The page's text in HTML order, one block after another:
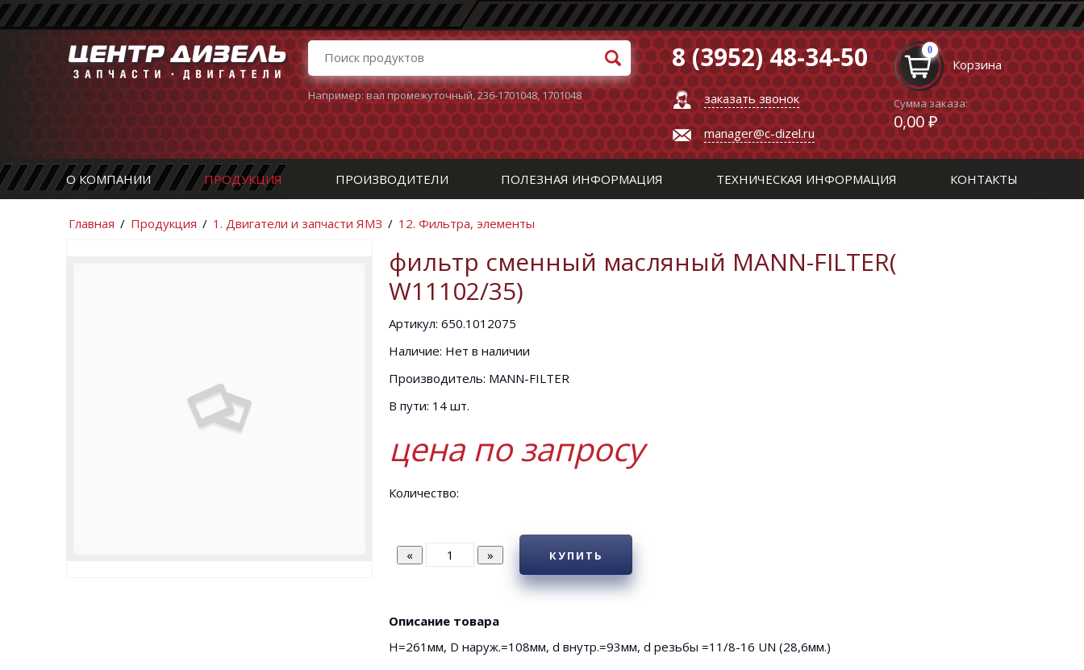
Например:вал промежуточный,236-1701048,1701048
8 (3952) 48-34-50
заказать звонок
manager@c-dizel.ru
0
Корзина
Сумма заказа:
0,00 ₽
О КОМПАНИИ ПРОДУКЦИЯ ПРОИЗВОДИТЕЛИ ПОЛЕЗНАЯ ИНФОРМАЦИЯ ТЕХНИЧЕСКАЯ ИНФОРМАЦИЯ КОНТАКТЫ
Главная / Продукция / 1. Двигатели и запчасти ЯМЗ / 12. Фильтра, элементы
фильтр сменный масляный MANN-FILTER(
W11102/35)
Артикул: 650.1012075
Наличие: Нет в наличии
Производитель: MANN-FILTER
В пути: 14 шт.
цена по запросу
Количество:
КУПИТЬ
Описание товара
H=261мм, D наруж.=108мм, d внутр.=93мм, d резьбы =11/8-16 UN (28,6мм.)